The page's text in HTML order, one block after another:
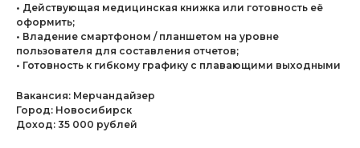
• Действующая медицинская книжка или готовность её
оформить;
• Владение смартфоном / планшетом на уровне
пользователя для составления отчетов;
• Готовность к гибкому графику с плавающими выходными
Вакансия: Мерчандайзер
Город: Новосибирск
Доход: 35 000 рублей